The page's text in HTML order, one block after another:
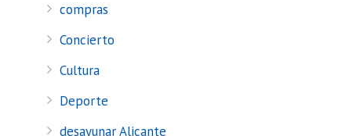
compras
Concierto
Cultura
Deporte
desayunar Alicante